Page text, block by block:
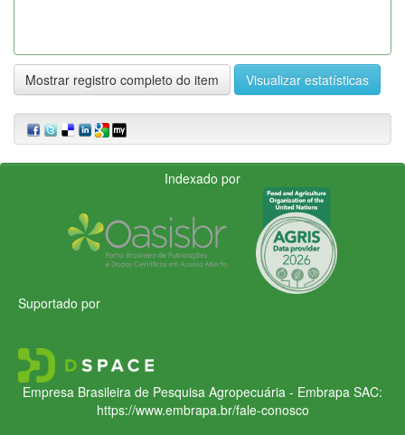
Mostrar registro completo do item Visualizar estatísticas
Indexado por
Suportado por
Empresa Brasileira de Pesquisa Agropecuária - Embrapa SAC:
https://www.embrapa.br/fale-conosco